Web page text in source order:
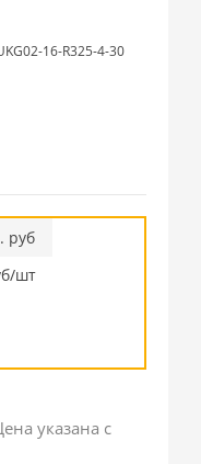
16-R325-4-30
руб
шт
указана с